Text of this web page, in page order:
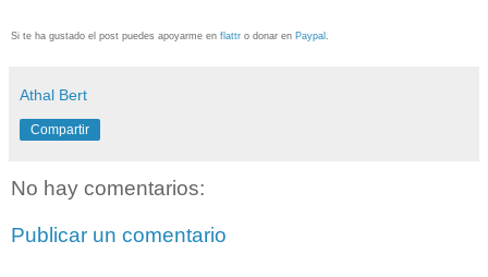
Si te ha gustado el post puedes apoyarme en flattr o donar en Paypal
Athal Bert
Compartir
No hay comentarios:
Publicar un comentario